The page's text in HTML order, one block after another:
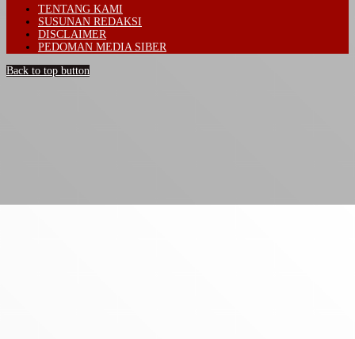
TENTANG KAMI
SUSUNAN REDAKSI
DISCLAIMER
PEDOMAN MEDIA SIBER
Back to top button